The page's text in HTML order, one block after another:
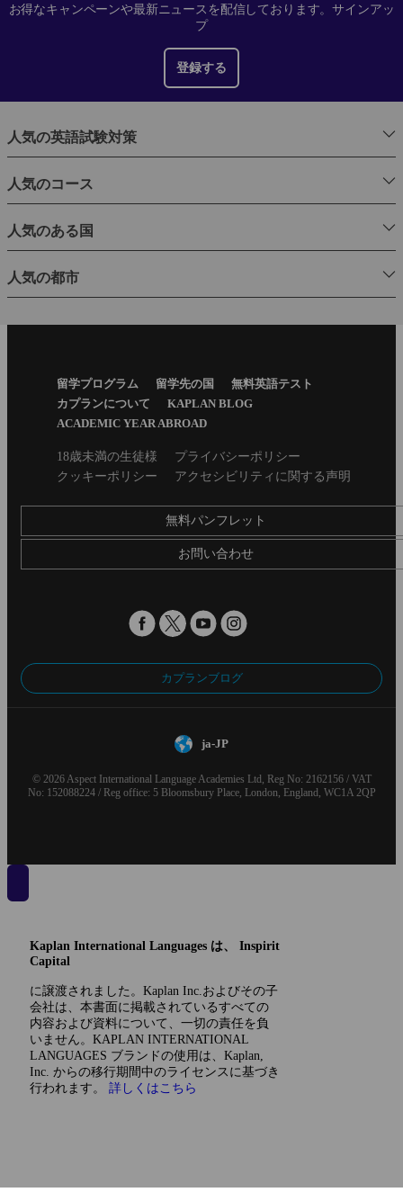
お得なキャンペーンや最新ニュースを配信しております。サインアッ
プ
登録する
人気の英語試験対策
人気のコース
人気のある国
人気の都市
留学プログラム 留学先の国
無料英語テスト
カプランについて
KAPLAN BLOG
ACADEMIC YEAR ABROAD
Secondary18歳未満の生徒様
プライバシーポリシー
クッキーポリシー
アクセシビリティに関する声明
無料パンフレット
お問い合わせ
カプランブログ
ja-JP
© 2026 Aspect International Language Academies Ltd, Reg No: 2162156 / VAT
No: 152088224 / Reg office: 5 Bloomsbury Place, London, England, WC1A 2QP
Kaplan International Languages は、 Inspirit
Capital
に譲渡されました。Kaplan Inc.およびその子
会社は、本書面に掲載されているすべての
内容および資料について、一切の責任を負
いません。KAPLAN INTERNATIONAL
LANGUAGES ブランドの使用は、Kaplan,
Inc. からの移行期間中のライセンスに基づき
行われます。 詳しくはこちら